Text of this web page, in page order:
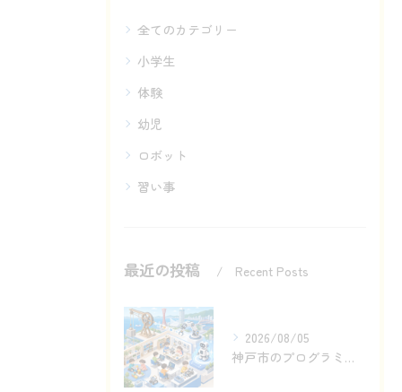
全てのカテゴリー
小学生
体験
幼児
ロボット
習い事
最近の投稿 Recent Posts
2026/08/05
神戸市のプログラミング教室で滑車からロボットへ